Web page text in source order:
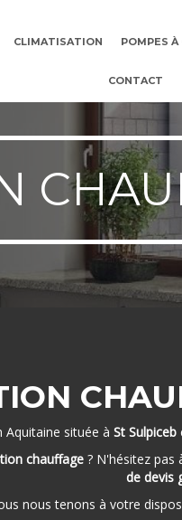
CLIMATISATION POMPES À
CONTACT
Aquitaine située à St Sulpiceb
chauffage ? N'hésitez pas
de devis
nous tenons à votre